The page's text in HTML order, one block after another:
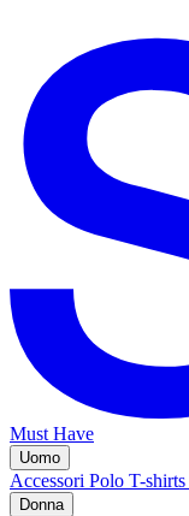
Must Have
Uomo
Accessori Polo T-shirts
Donna